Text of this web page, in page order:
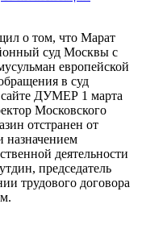
о том, что Марат
суд Москвы с
европейской
в суд
сайте ДУМЕР 1 марта
Московского
отстранен от
назначением
деятельности
председатель
трудового договора